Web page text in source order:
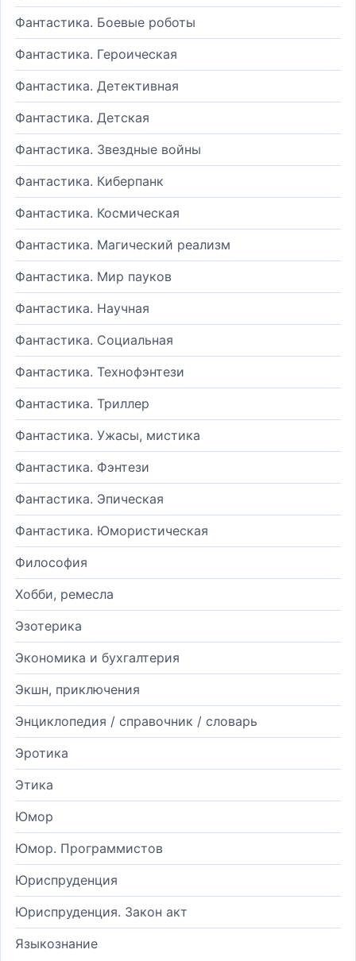
Фантастика. Боевые роботы
Фантастика. Героическая
Фантастика. Детективная
Фантастика. Детская
Фантастика. Звездные войны
Фантастика. Киберпанк
Фантастика. Космическая
Фантастика. Магический реализм
Фантастика. Мир пауков
Фантастика. Научная
Фантастика. Социальная
Фантастика. Технофэнтези
Фантастика. Триллер
Фантастика. Ужасы, мистика
Фантастика. Фэнтези
Фантастика. Эпическая
Фантастика. Юмористическая
Философия
Хобби, ремесла
Эзотерика
Экономика и бухгалтерия
Экшн, приключения
Энциклопедия / справочник / словарь
Эротика
Этика
Юмор
Юмор. Программистов
Юриспруденция
Юриспруденция. Закон акт
Языкознание